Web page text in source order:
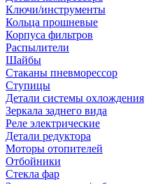
Ключи/инструменты
Кольца прошневые
Корпуса фильтров
Распылители
Шайбы
Стаканы пневморессор
Ступицы
Детали системы охлождения
Зеркала заднего вида
Реле электрические
Детали редуктора
Моторы отопителей
Отбойники
Стекла фар